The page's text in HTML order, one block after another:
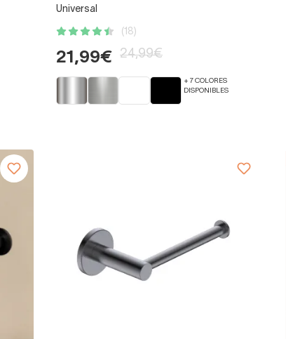
Universal
(18)
21,99€ 24,99€
+ 7 COLORES
DISPONIBLES